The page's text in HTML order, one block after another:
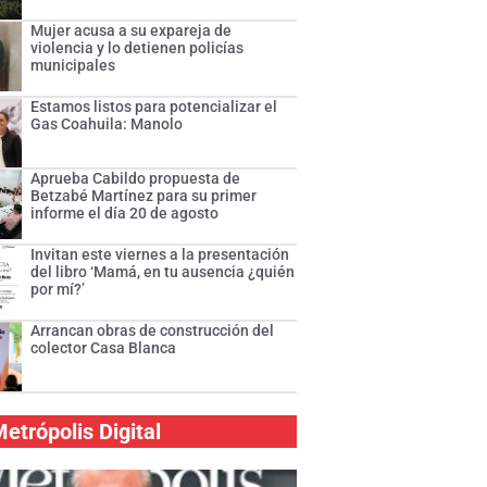
Mujer acusa a su expareja de
violencia y lo detienen policías
municipales
Estamos listos para potencializar el
Gas Coahuila: Manolo
Aprueba Cabildo propuesta de
Betzabé Martínez para su primer
informe el día 20 de agosto
Invitan este viernes a la presentación
del libro ‘Mamá, en tu ausencia ¿quién
por mí?’
Arrancan obras de construcción del
colector Casa Blanca
Digital